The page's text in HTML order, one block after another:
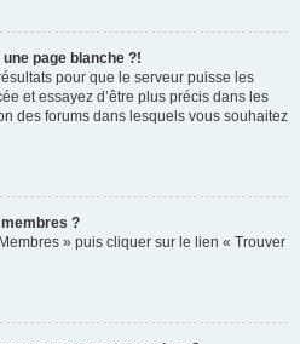
page blanche ?!
pour que le serveur puisse les
et essayez d’être plus précis dans les
des forums dans lesquels vous souhaitez
?
» puis cliquer sur le lien « Trouver